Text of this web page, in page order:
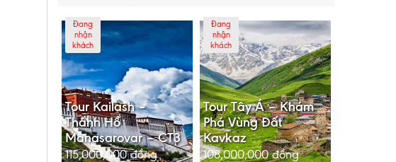
Đang
nhận
khách
Tour Kailash –
Thánh Hồ
Manasarovar – CT3
115,000,000đồng
Đang
nhận
khách
Tour Tây Á – Khám
Phá Vùng Đất
Kavkaz
108,000,000đồng